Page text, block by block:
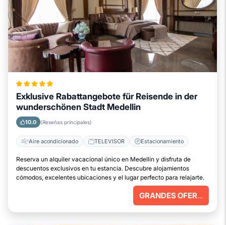
Exklusive Rabattangebote für Reisende in der
wunderschönen Stadt Medellin
10.0 (Reseñas principales)
Aire acondicionado TELEVISOR Estacionamiento
Reserva un alquiler vacacional único en Medellin y disfruta de
descuentos exclusivos en tu estancia. Descubre alojamientos
cómodos, excelentes ubicaciones y el lugar perfecto para relajarte.
GRANDES OFERTAS